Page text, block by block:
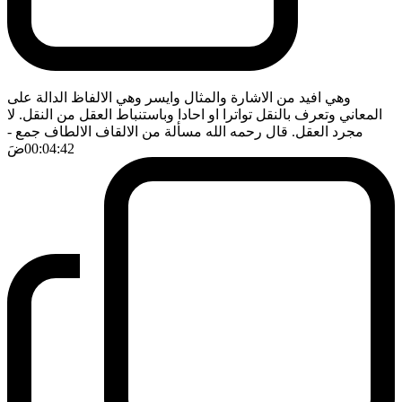
وهي افيد من الاشارة والمثال وايسر وهي الالفاظ الدالة على
المعاني وتعرف بالنقل تواترا او احادا وباستنباط العقل من النقل. لا
مجرد العقل. قال رحمه الله مسألة من الالقاف الالطاف جمع -
00:04:42ضَ